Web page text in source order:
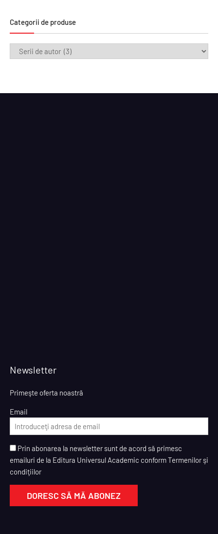
Categorii de produse
Newsletter
Primeşte oferta noastră
Email
Prin abonarea la newsletter sunt de acord să primesc
emailuri de la Editura Universul Academic conform Termenilor şi
condiţiilor